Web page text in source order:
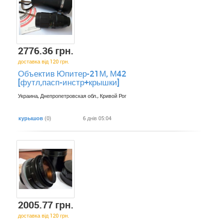
2776.36 грн.
доставка від 120 грн.
Объектив Юпитер-21М, М42
[футл,пасп-инстр+крышки]
Украина, Днепропетровская обл., Кривой Рог
курышов (0) 6 днів 05:04
2005.77 грн.
доставка від 120 грн.